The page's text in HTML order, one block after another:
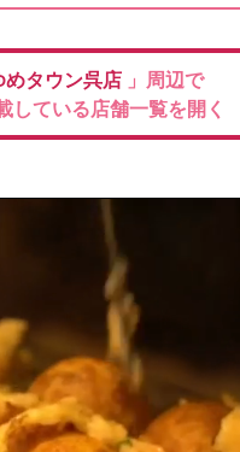
めタウン呉店 」周辺で
している店舗一覧を開く